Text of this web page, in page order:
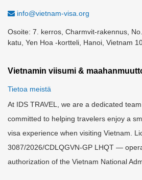
info@vietnam-visa.org
Osoite: 7. kerros, Charmvit-rakennus,
katu, Yen Hoa -kortteli, Hanoi, Vietnam
Vietnamin viisumi &
Tietoa meistä
At IDS TRAVEL, we are a dedicated
committed to helping travelers enjoy a
visa experience when visiting Vietnam.
3087/2026/CDLQGVN-GP LHQT —
authorization of the Vietnam National